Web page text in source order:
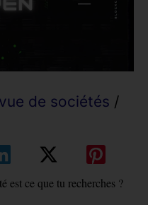
de sociétés /
est ce que tu recherches ?